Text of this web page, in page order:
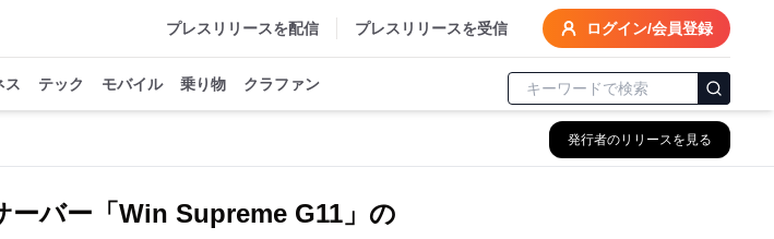
プレスリリースを配信 プレスリリースを受信 ログイン/会員登録
ス テック モバイル 乗り物 クラファン
発行者のリリースを見る
ーバー「Win Supreme G11」の